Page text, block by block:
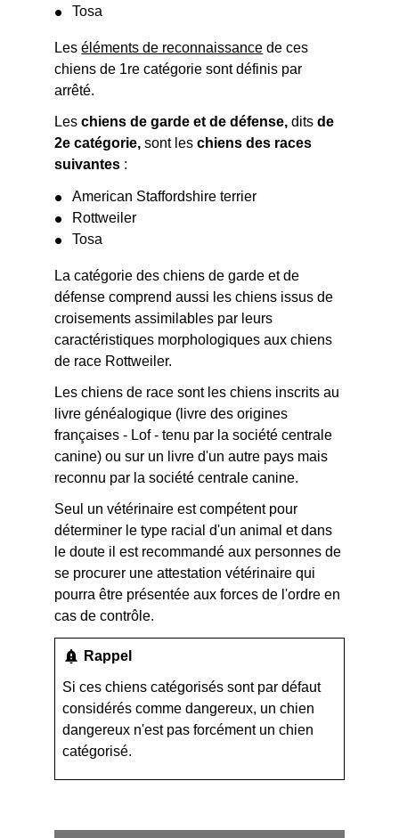
Tosa
Leséléments de reconnaissance de ces
chiens de 1re catégorie sont définis par
arrêté.
Leschiens de garde et de défense, ditsde
2e catégorie, sont leschiens des races
suivantes :
American Staffordshire terrier
Rottweiler
Tosa
La catégorie des chiens de garde et de
défense comprend aussi les chiens issus de
croisements assimilables par leurs
caractéristiques morphologiques aux chiens
de race Rottweiler.
Les chiens de race sont les chiens inscrits au
livre généalogique (livre des origines
françaises - Lof - tenu par la société centrale
canine) ou sur un livre d'un autre pays mais
reconnu par la société centrale canine.
Seul un vétérinaire est compétent pour
déterminer le type racial d'un animal et dans
le doute il est recommandé aux personnes de
se procurer une attestation vétérinaire qui
pourra être présentée aux forces de l'ordre en
cas de contrôle.
notification_important Rappel
Si ces chiens catégorisés sont par défaut
considérés comme dangereux, un chien
dangereux n'est pas forcément un chien
catégorisé.